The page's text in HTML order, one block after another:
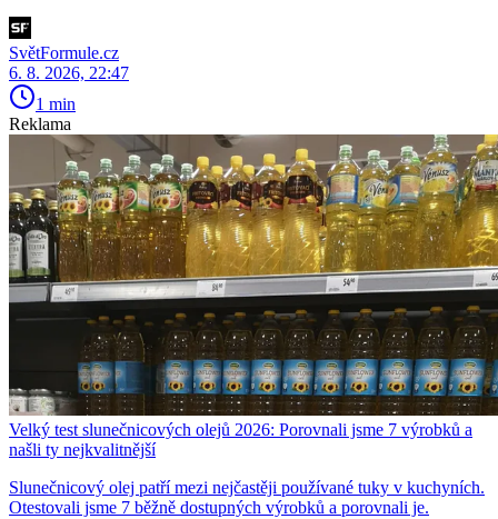
SvětFormule.cz
6. 8. 2026, 22:47
1 min
Reklama
Velký test slunečnicových olejů 2026: Porovnali jsme 7 výrobků a
našli ty nejkvalitnější
Slunečnicový olej patří mezi nejčastěji používané tuky v kuchyních.
Otestovali jsme 7 běžně dostupných výrobků a porovnali je.